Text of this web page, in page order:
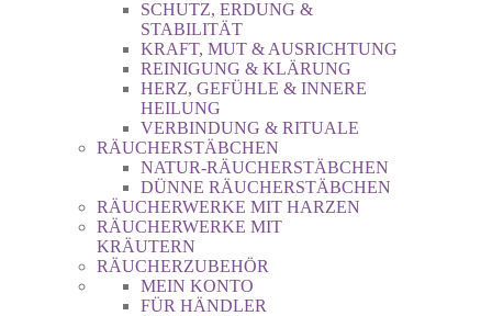
SCHUTZ, ERDUNG &
STABILITÄT
KRAFT, MUT & AUSRICHTUNG
REINIGUNG & KLÄRUNG
HERZ, GEFÜHLE & INNERE
HEILUNG
VERBINDUNG & RITUALE
RÄUCHERSTÄBCHEN
NATUR-RÄUCHERSTÄBCHEN
DÜNNE RÄUCHERSTÄBCHEN
RÄUCHERWERKE MIT HARZEN
RÄUCHERWERKE MIT
KRÄUTERN
RÄUCHERZUBEHÖR
MEIN KONTO
FÜR HÄNDLER